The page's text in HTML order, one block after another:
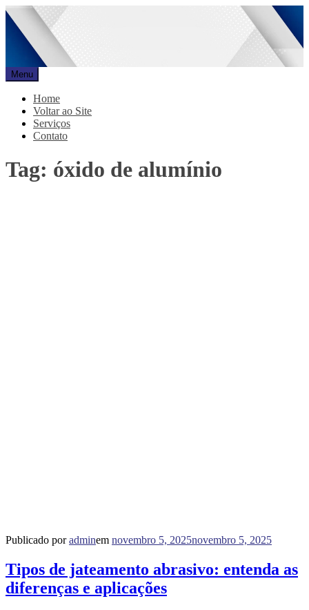
Pular
para
conteúdo
Promar
Blog
Menu
Home
Voltar ao Site
Serviços
Contato
Tag: óxido de alumínio
Publicado poradminem novembro 5, 2025novembro 5, 2025
Tipos de jateamento abrasivo: entenda as
diferenças e aplicações